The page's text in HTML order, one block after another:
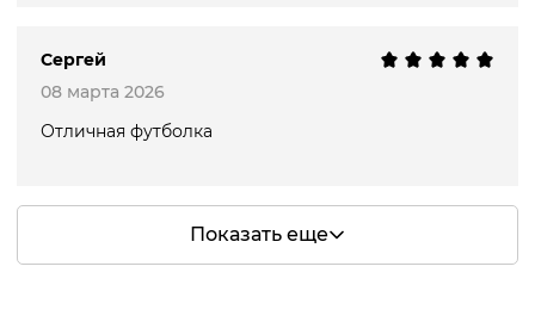
Сергей
08 марта 2026
Отличная футболка
Показать еще